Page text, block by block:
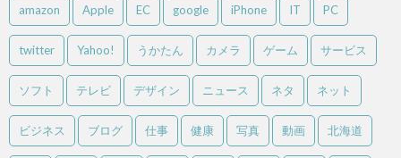
amazon Apple EC google iPhone IT PC
twitter Yahoo! うかたん カメラ ゲーム サービス
ソフト テレビ デザイン ニュース ネタ ネット
ビジネス ブログ 仕事 健康 写真 動画 北海道